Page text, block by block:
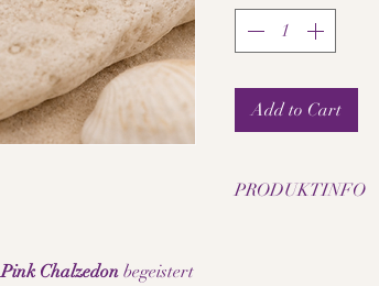
Chalzedonbegeistert
Add to Cart
PRODUKTINFO